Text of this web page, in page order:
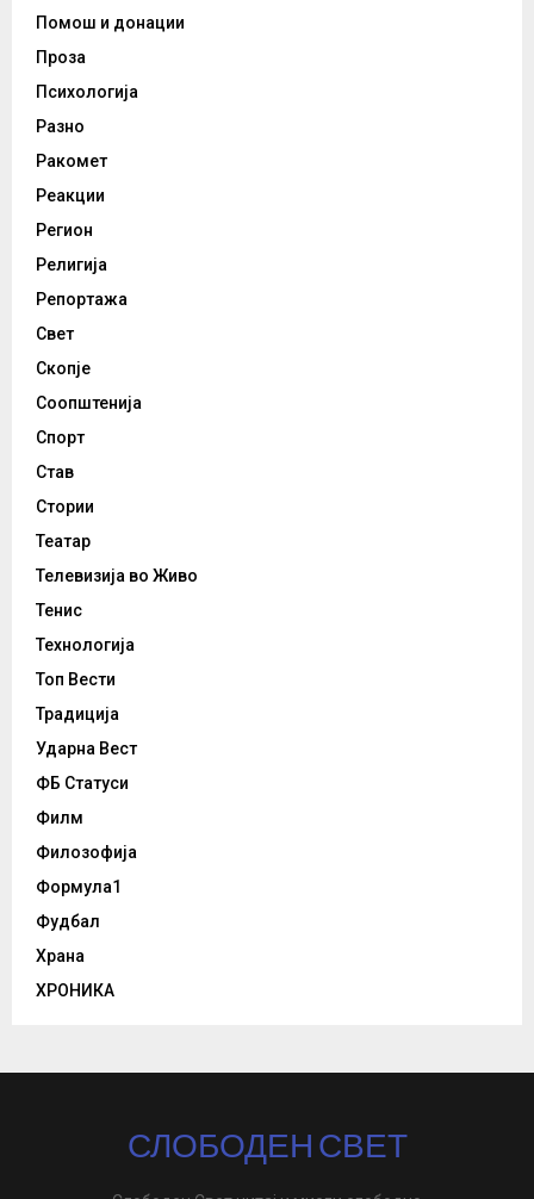
Помош и донации
Проза
Психологија
Разно
Ракомет
Реакции
Регион
Религија
Репортажа
Свет
Скопје
Соопштенија
Спорт
Став
Стории
Театар
Телевизија во Живо
Тенис
Технологија
Топ Вести
Традиција
Ударна Вест
ФБ Статуси
Филм
Филозофија
Формула1
Фудбал
Храна
ХРОНИКА
СЛОБОДЕН СВЕТ